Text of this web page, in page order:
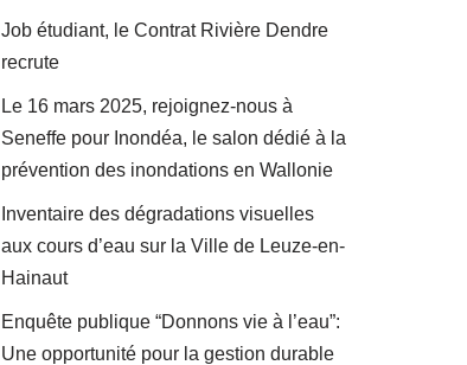
Job étudiant, le Contrat Rivière Dendre
recrute
Le 16 mars 2025, rejoignez-nous à
Seneffe pour Inondéa, le salon dédié à la
prévention des inondations en Wallonie
Inventaire des dégradations visuelles
aux cours d’eau sur la Ville de Leuze-en-
Hainaut
Enquête publique “Donnons vie à l’eau”:
Une opportunité pour la gestion durable